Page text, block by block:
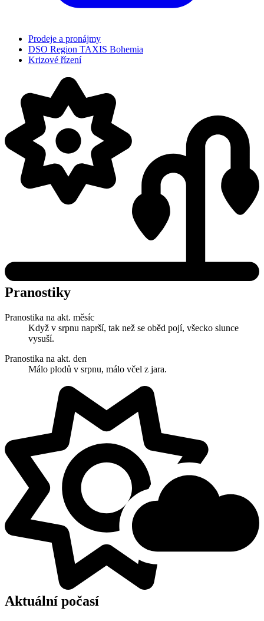
Prodeje a pronájmy
DSO Region TAXIS Bohemia
Krizové řízení
Pranostiky
Pranostika na akt. měsíc
Když v srpnu naprší, tak než se oběd pojí, všecko slunce
vysuší.
Pranostika na akt. den
Málo plodů v srpnu, málo včel z jara.
Aktuální počasí